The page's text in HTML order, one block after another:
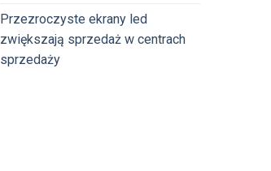
Przezroczyste ekrany led
zwiększają sprzedaż w centrach
sprzedaży